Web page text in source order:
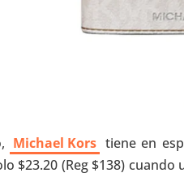
Michael Kors tiene en
$23.20 (Reg $138)